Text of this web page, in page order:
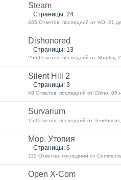
Steam
Страницы: 24
465 Ответов: последний от AO, 21
Dishonored
Страницы: 13
256 Ответов: последний от Sharley,
Silent Hill 2
Страницы: 3
48 Ответов: последний от Chino, 05
Survarium
15 Ответов: последний от
Мор. Утопия
Страницы: 6
115 Ответов: последний от
Open X-Com